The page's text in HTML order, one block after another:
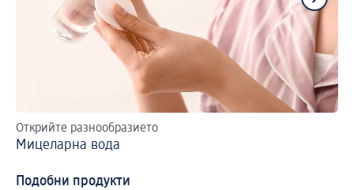
Открийте разнообразието
Мицеларна вода
Подобни продукти